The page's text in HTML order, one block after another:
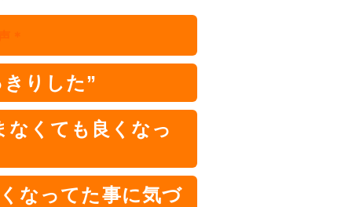
りした”
なくても良くなっ
なってた事に気づ